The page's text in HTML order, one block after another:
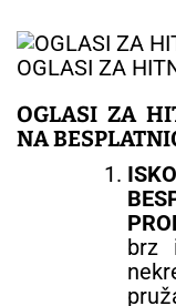
OGLASI ZA
OGLASI ZA
NA
brz